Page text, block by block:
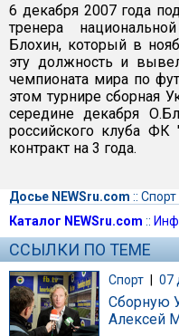
6 декабря 2007 года
тренера
Блохин, который в
эту должность и
чемпионата мира по
этом турнире сборная
середине декабря
российского клуба
контракт на 3 года.
Досье NEWSru.com :: Спорт
Каталог NEWSru.com ::
ССЫЛКИ ПО ТЕМЕ
Спорт | 07
Сборную
Алексей